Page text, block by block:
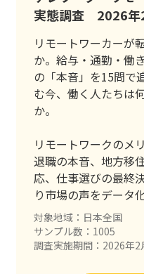
実態調査 2026年
リモートワーカーが
か。給与・通勤・働
の「本音」を15問で
む今、働く人たちは
か。
リモートワークのメ
退職の本音、地方移
応、仕事選びの最終
り市場の声をデータ
対象地域：日本全国
サンプル数：1005
調査実施期間：2026年2